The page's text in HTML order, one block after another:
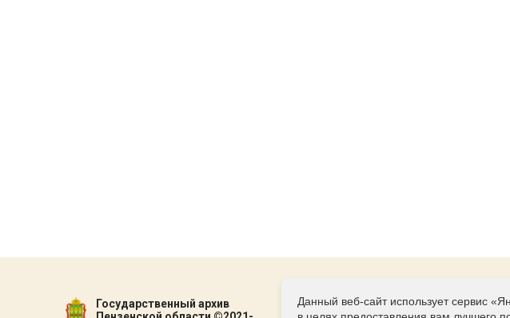
Государственный архив
Контакты
Данный веб-сайт использует сервис